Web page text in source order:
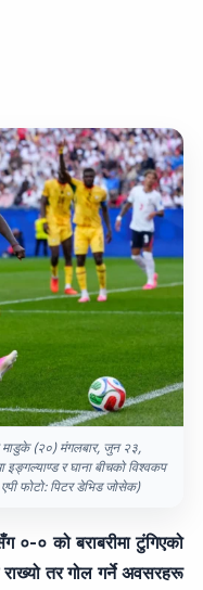
माडुके (२०) मंगलबार, जुन २३,
र घाना बीचको विश्वकप
फोटो: पिटर डेभिड जोसेक)
०-० को बराबरीमा टुंगिएको
तर गोल गर्ने अवसरहरू